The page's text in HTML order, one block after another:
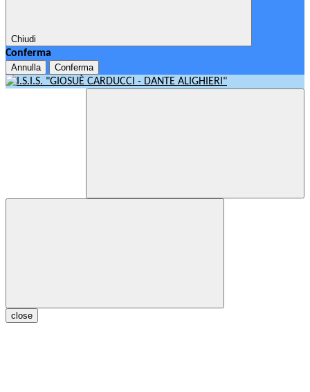
Chiudi
Conferma
Annulla Conferma
close